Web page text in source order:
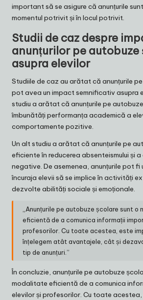
important să se asigure că anunțurile
momentul potrivit și în locul potrivit.
Studii de caz despre
anunțurilor pe autobuze
asupra elevilor
Studiile de caz au arătat că anunțurile
pot avea un impact semnificativ asupra
studiu a arătat că anunțurile pe
îmbunătăți performanța academică a
comportamente pozitive.
Un alt studiu a arătat că anunțurile pe
eficiente în reducerea absenteismului și
negative. De asemenea, anunțurile pot
încuraja elevii să se implice în activități
dezvolte abilități sociale și emoționale.
„Anunțurile pe autobuze școlare sunt o
eficientă de a comunica informații
profesorilor. Cu toate acestea, este
înțelegem atât avantajele, cât și
tip de anunțuri.”
În concluzie, anunțurile pe autobuze
modalitate eficientă de a comunica
elevilor și profesorilor. Cu toate